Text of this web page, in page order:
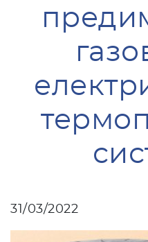
31/03/2022